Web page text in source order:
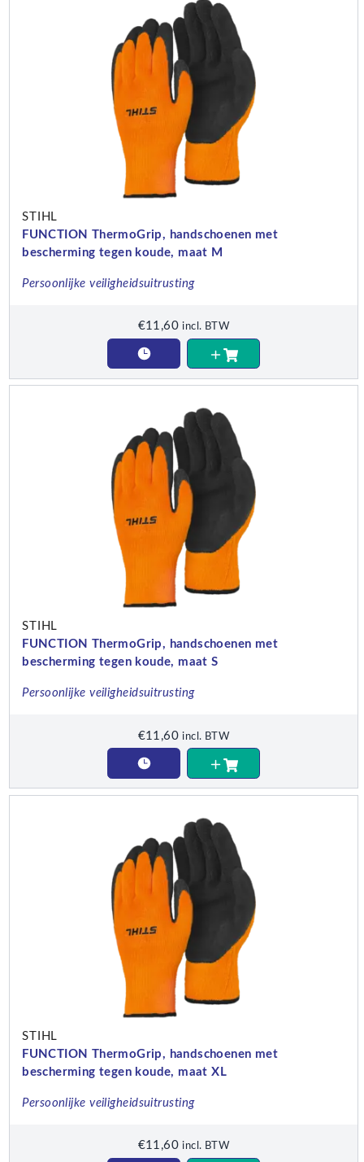
STIHL
FUNCTION ThermoGrip, handschoenen met
bescherming tegen koude, maat M
Persoonlijke veiligheidsuitrusting
€11,60 incl. BTW
STIHL
FUNCTION ThermoGrip, handschoenen met
bescherming tegen koude, maat S
Persoonlijke veiligheidsuitrusting
€11,60 incl. BTW
STIHL
FUNCTION ThermoGrip, handschoenen met
bescherming tegen koude, maat XL
Persoonlijke veiligheidsuitrusting
€11,60 incl. BTW